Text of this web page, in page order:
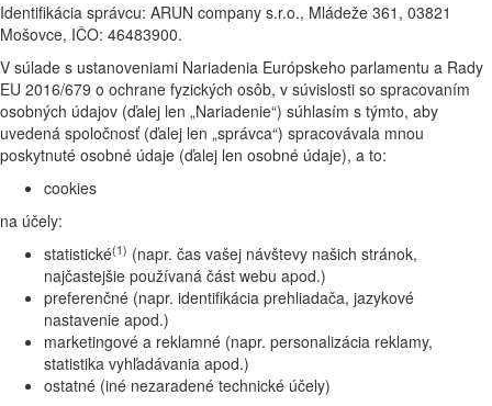
Identifikácia správcu: ARUN company s.r.o., Mládeže 361, 03821
Mošovce, IČO: 46483900.
V súlade s ustanoveniami Nariadenia Európskeho parlamentu a Rady
EU 2016/679 o ochrane fyzických osôb, v súvislosti so spracovaním
osobných údajov (ďalej len „Nariadenie“) súhlasím s týmto, aby
uvedená spoločnosť (ďalej len „správca“) spracovávala mnou
poskytnuté osobné údaje (ďalej len osobné údaje), a to:
cookies
na účely:
statistické(1) (napr. čas vašej návštevy našich stránok,
najčastejšie používaná část webu apod.)
preferenčné (napr. identifikácia prehliadača, jazykové
nastavenie apod.)
marketingové a reklamné (napr. personalizácia reklamy,
statistika vyhľadávania apod.)
ostatné (iné nezaradené technické účely)